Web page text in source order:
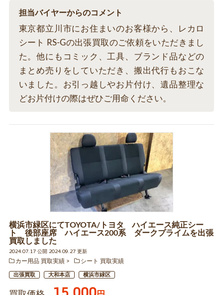
担当バイヤーからのコメント
東京都立川市にお住まいのお客様から、レカロ
シート RS-Gの出張買取のご依頼をいただきまし
た。他にもコミック、工具、ブランド品などの
まとめ売りをしていただき、搬出代行もおこな
いました。お引っ越しやお片付け、遺品整理な
どお片付けの際はぜひご用命ください。
横浜市緑区にてTOYOTA/トヨタ ハイエース純正シー
ト 後部座席 ハイエース200系 ダークプライムを出張
買取しました
2024.07.17 公開 2024.09.27 更新
カー用品 買取実績
シート 買取実績
出張買取 大和本店 横浜市緑区